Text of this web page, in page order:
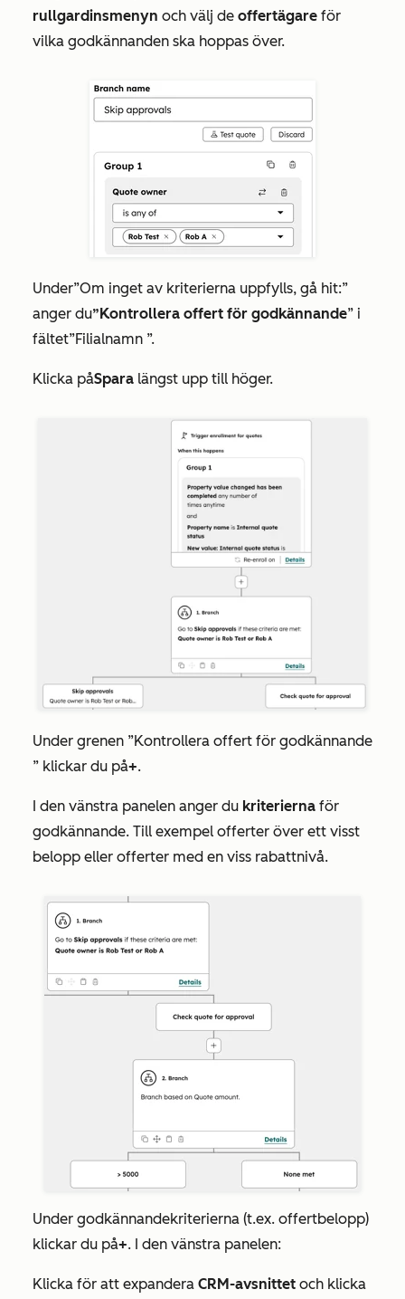
rullgardinsmenyn och välj de offertägare för
vilka godkännanden ska hoppas över.
Under”Om inget av kriterierna uppfylls, gå hit:”
anger du”Kontrollera offert för godkännande” i
fältet”Filialnamn ”.
Klicka påSpara längst upp till höger.
Under grenen ”Kontrollera offert för godkännande
” klickar du på+.
I den vänstra panelen anger du kriterierna för
godkännande. Till exempel offerter över ett visst
belopp eller offerter med en viss rabattnivå.
Under godkännandekriterierna (t.ex. offertbelopp)
klickar du på+. I den vänstra panelen:
Klicka för att expandera CRM-avsnittet och klicka